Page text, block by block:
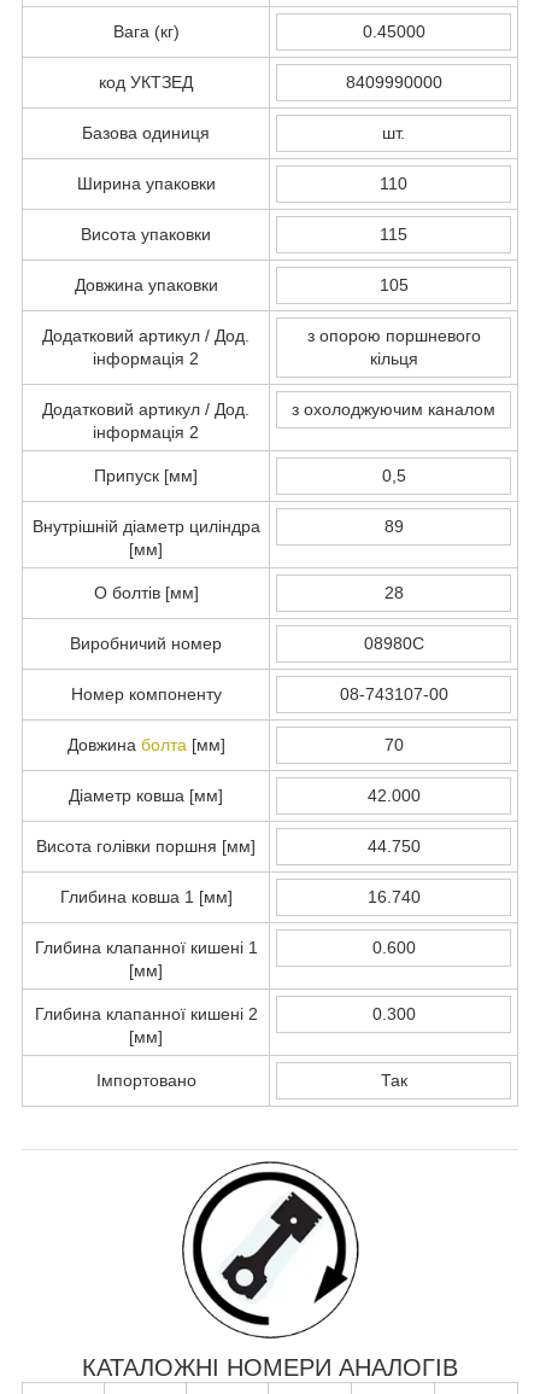
Вага (кг) 0.45000
код УКТЗЕД 8409990000
Базова одиниця шт.
Ширина упаковки 110
Висота упаковки 115
Довжина упаковки 105
Додатковий артикул / Дод.
інформація 2
з опорою поршневого
кільця
Додатковий артикул / Дод.
інформація 2
з охолоджуючим каналом
Припуск [мм] 0,5
Внутрішній діаметр циліндра
[мм]
89
O болтів [мм] 28
Виробничий номер 08980C
Номер компоненту 08-743107-00
Довжина болта [мм] 70
Діаметр ковша [мм] 42.000
Висота голівки поршня [мм] 44.750
Глибина ковша 1 [мм] 16.740
Глибина клапанної кишені 1
[мм]
0.600
Глибина клапанної кишені 2
[мм]
0.300
Імпортовано Так
КАТАЛОЖНІ НОМЕРИ АНАЛОГІВ